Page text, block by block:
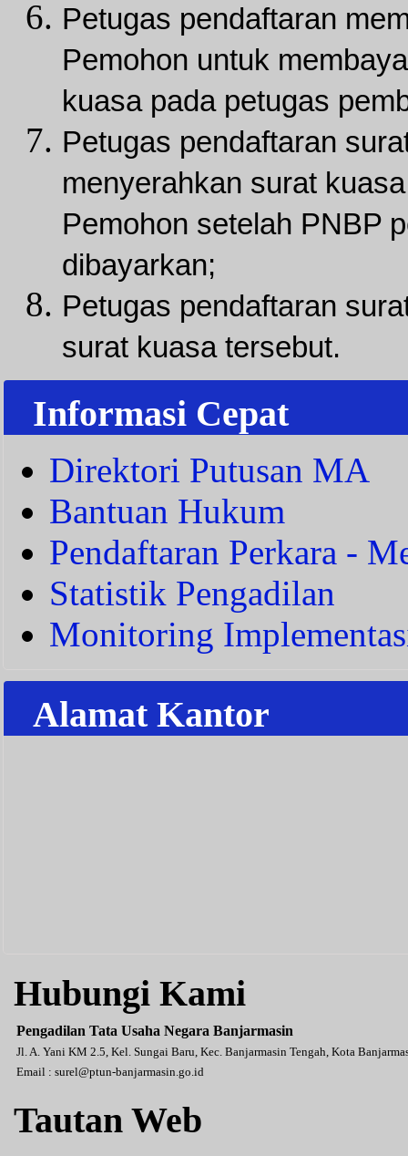
Petugas pendaftaran
Pemohon untuk
kuasa pada petugas
Petugas pendaftaran
menyerahkan surat
Pemohon setelah PNBP
dibayarkan;
Petugas pendaftaran
surat kuasa tersebut.
Informasi Cepat
Direktori Putusan MA
Bantuan Hukum
Pendaftaran Perkara -
Statistik Pengadilan
Monitoring
Alamat Kantor
Hubungi Kami
Pengadilan Tata Usaha Negara Banjarmasin
Jl. A. Yani KM 2.5, Kel. Sungai Baru, Kec. Banjarmasin Tengah, Kota
Email : surel@ptun-banjarmasin.go.id
Tautan Web